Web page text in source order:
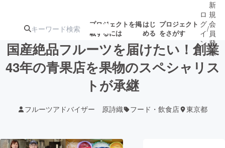
プロジェクトを掲
載するには
はじ
める
プロジェクト
をさがす
注目の新着プロ募集終了が近いプ
ロ
グ
イ
ン
/
新
規
会
員
登
録
国産絶品フルーツを届けたい！創業
43年の青果店を果物のスペシャリス
トが承継
フルーツアドバイザー 原詩織 フード・飲食店 東京都